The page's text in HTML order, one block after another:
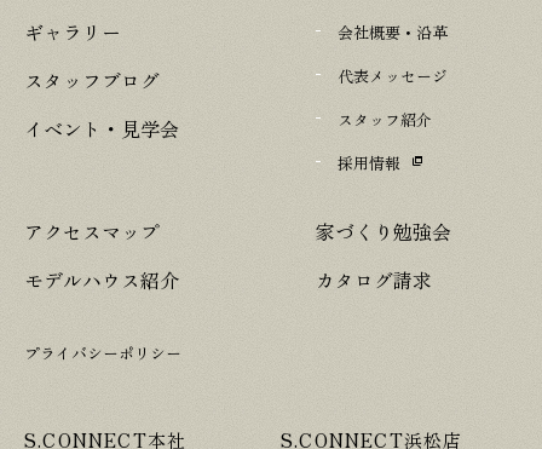
ギャラリー
スタッフブログ
イベント・見学会
会社概要・沿革
代表メッセージ
スタッフ紹介
採用情報
アクセスマップ
モデルハウス紹介
家づくり勉強会
カタログ請求
プライバシーポリシー
S.CONNECT本社 S.CONNECT浜松店